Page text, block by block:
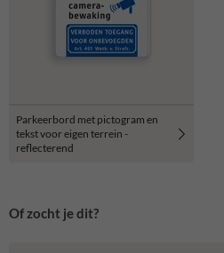
Parkeerbord met pictogram en
tekst voor eigen terrein -
reflecterend
Of zocht je dit?